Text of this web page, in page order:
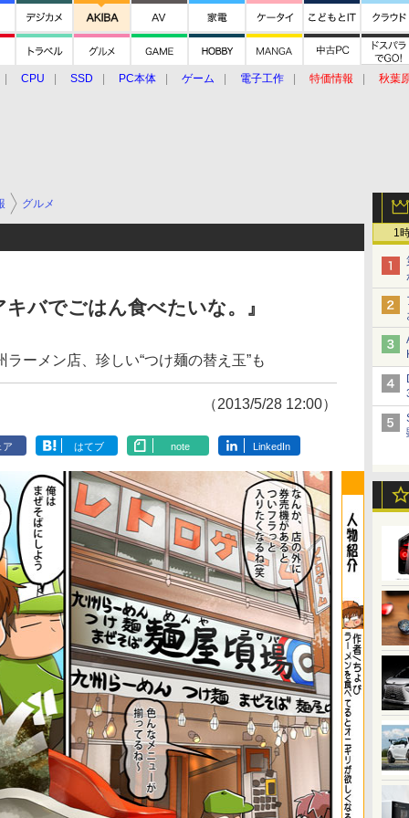
CPU SSD PC本体 ゲーム 電子工作 特価情報
秋葉
1
グルメ
バでごはん食べたいな。』
ーメン店、珍しい“つけ麺の替え玉”も
（2013/5/28 12:00）
ア はてブ note LinkedIn